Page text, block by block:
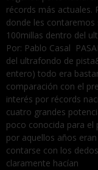
récords más actuales.
donde les contaremos
100millas dentro del
Por: Pablo Casal
del ultrafondo de
entero) todo era
comparación con el
interés por récords
cuatro grandes
poco conocida para el
por aquellos años
contarse con los
claramente hacían